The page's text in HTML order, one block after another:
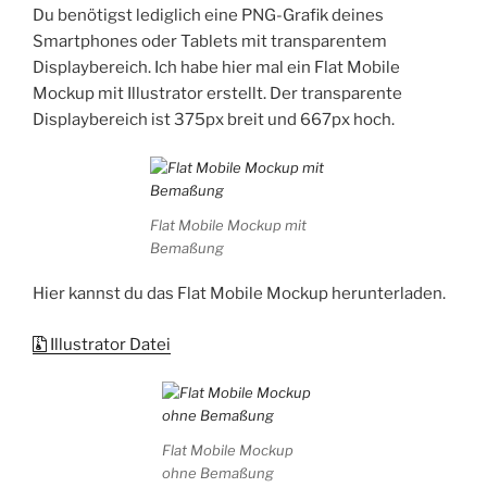
Du benötigst lediglich eine PNG-Grafik deines
Smartphones oder Tablets mit transparentem
Displaybereich. Ich habe hier mal ein Flat Mobile
Mockup mit Illustrator erstellt. Der transparente
Displaybereich ist 375px breit und 667px hoch.
Flat Mobile Mockup mit
Bemaßung
Hier kannst du das Flat Mobile Mockup herunterladen.
Illustrator Datei
Flat Mobile Mockup
ohne Bemaßung